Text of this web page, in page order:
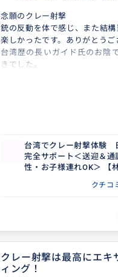
念願のクレー射撃
銃の反動を体で感じ、また結構
楽しかったです。ありがとうご
台湾歴の長いガイド氏のお陰
きでした。
台湾でクレー射撃体験
完全サポート＜送迎＆通
性・お子様連れOK＞ 【
クチコ
クレー射撃は最高にエキ
ィング！